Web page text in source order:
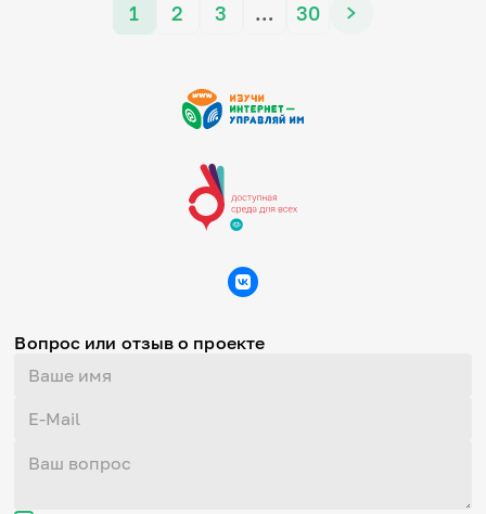
1 2 3 … 30
Вопрос или отзыв о проекте